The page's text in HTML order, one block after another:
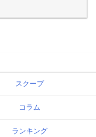
スクープ
コラム
ランキング